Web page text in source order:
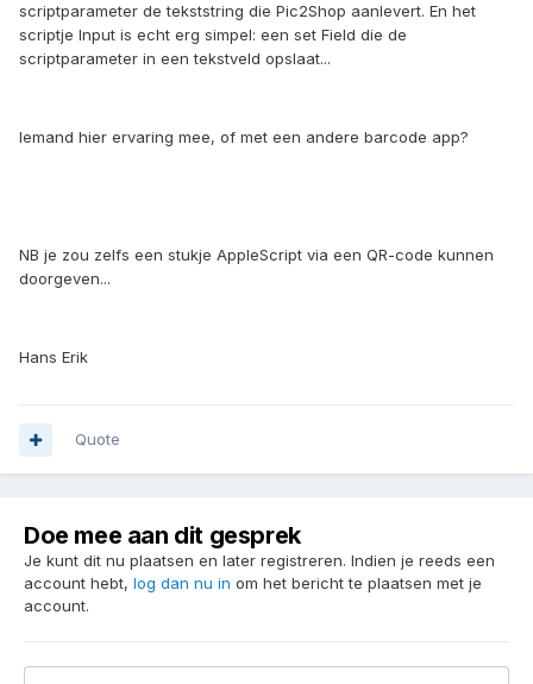
scriptparameter de tekststring die Pic2Shop aanlevert. En het
scriptje Input is echt erg simpel: een set Field die de
scriptparameter in een tekstveld opslaat...
Iemand hier ervaring mee, of met een andere barcode app?
NB je zou zelfs een stukje AppleScript via een QR-code kunnen
doorgeven...
Hans Erik
Quote
Doe mee aan dit gesprek
Je kunt dit nu plaatsen en later registreren. Indien je reeds een
account hebt, log dan nu in om het bericht te plaatsen met je
account.